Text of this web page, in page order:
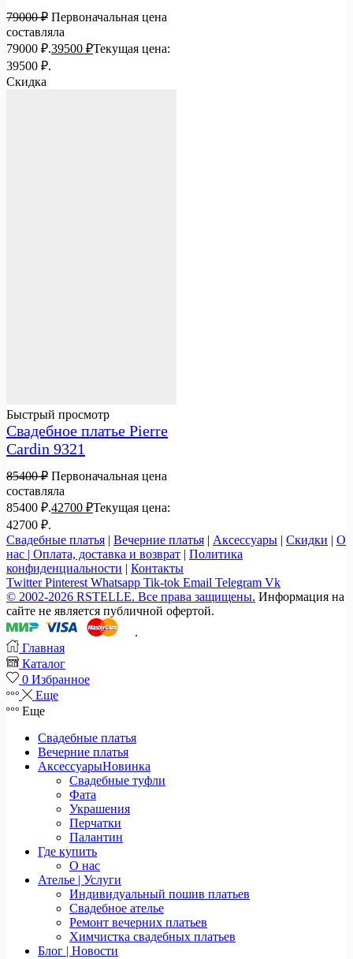
79000₽ Первоначальная цена
составляла
79000 ₽.39500 ₽Текущая цена:
39500 ₽.
Скидка
Быстрый просмотр
Свадебное платье Pierre
Cardin 9321
85400₽ Первоначальная цена
составляла
85400 ₽.42700 ₽Текущая цена:
42700 ₽.
Свадебные платья | Вечерние платья | Аксессуары | Скидки | О
нас | Оплата, доставка и возврат | Политика
конфиденциальности | Контакты
Twitter Pinterest Whatsapp Tik-tok Email Telegram Vk
© 2002-2026 RSTELLE. Все права защищены. Информация на
сайте не является публичной офертой.
.
Главная
Каталог
0 Избранное
Еще
Еще
Свадебные платья
Вечерние платья
АксессуарыНовинка
Свадебные туфли
Фата
Украшения
Перчатки
Палантин
Где купить
О нас
Ателье | Услуги
Индивидуальный пошив платьев
Свадебное ателье
Ремонт вечерних платьев
Химчистка свадебных платьев
Блог | Новости